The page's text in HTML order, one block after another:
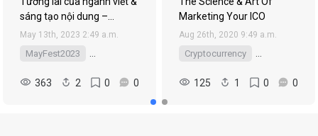
sáng tạo nội dung –
Content Writer và cách để
hướng mới như AI trong
năm 2023
May 13th, 2023 2:49 a.m.
MayFest2023 Marketing content
363 2 0 0
Marketing Your ICO
Aug 26th, 2020 9:49 a.m.
Cryptocurrency
125 1 0 0